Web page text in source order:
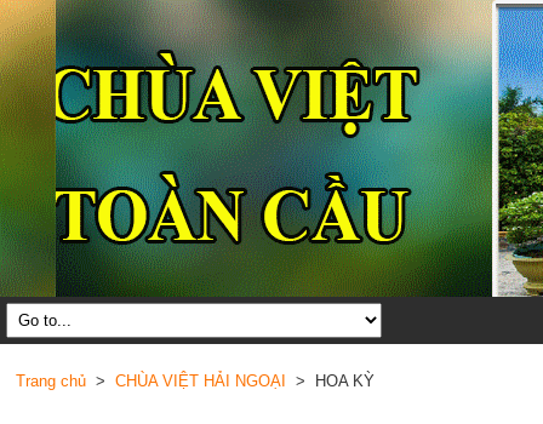
Trang chủ> CHÙA VIỆT HẢI NGOẠI > HOA KỲ